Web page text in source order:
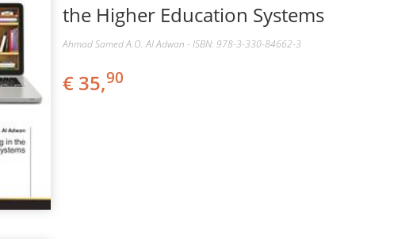
the Higher Education Systems
Ahmad Samed A.O. Al Adwan - ISBN: 978-3-330-84662-3
€ 35,90